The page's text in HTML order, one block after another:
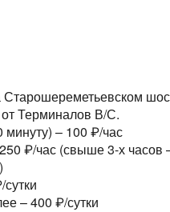
Терминалов В/С.
минуту) – 100 ₽/час
₽/час (свыше 3-х часов
– 400 ₽/сутки